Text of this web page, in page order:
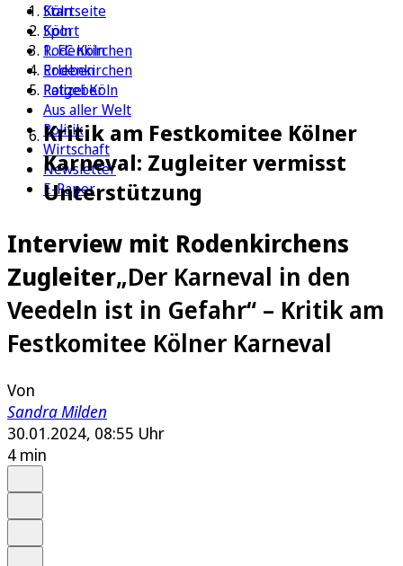
Köln
Sport
1. FC Köln
Erleben
Ratgeber
Aus aller Welt
Politik
Wirtschaft
Newsletter
E-Paper
Startseite
Köln
Rodenkirchen
Rodenkirchen
Polizei Köln
Kritik am Festkomitee Kölner
Karneval: Zugleiter vermisst
Unterstützung
Interview mit Rodenkirchens
Zugleiter„Der Karneval in den
Veedeln ist in Gefahr“ – Kritik am
Festkomitee Kölner Karneval
Von
Sandra Milden
30.01.2024, 08:55 Uhr
4 min